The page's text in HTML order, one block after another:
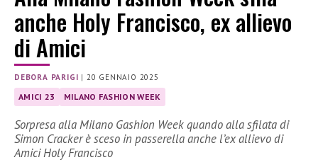
anche Holy Francisco, ex allievo
di Amici
DEBORA PARIGI | 20 GENNAIO 2025
AMICI 23 MILANO FASHION WEEK
Sorpresa alla Milano Gashion Week quando alla sfilata di
Simon Cracker è sceso in passerella anche l’ex allievo di
Amici Holy Francisco